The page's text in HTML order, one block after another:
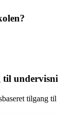
til
tilgang